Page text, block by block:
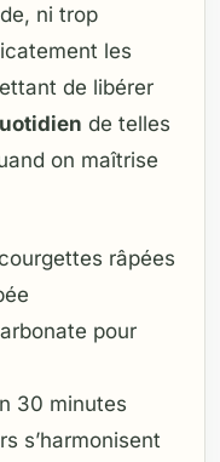
ni trop
les
de libérer
de telles
on maîtrise
râpées
pour
30 minutes
s’harmonisent